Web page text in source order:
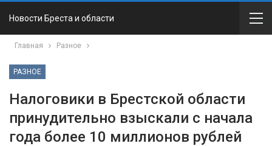
Новости Бреста и области
Главная Разное
РАЗНОЕ
Налоговики в Брестской области
принудительно взыскали с начала
года более 10 миллионов рублей